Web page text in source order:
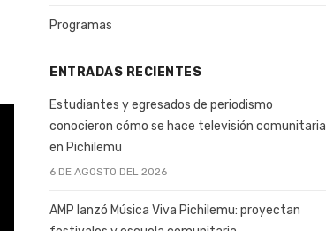
Programas
ENTRADAS RECIENTES
Estudiantes y egresados de periodismo
conocieron cómo se hace televisión comunitaria
en Pichilemu
6 DE AGOSTO DEL 2026
AMP lanzó Música Viva Pichilemu: proyectan